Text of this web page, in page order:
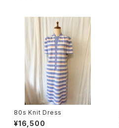
80s Knit Dress
¥16,500